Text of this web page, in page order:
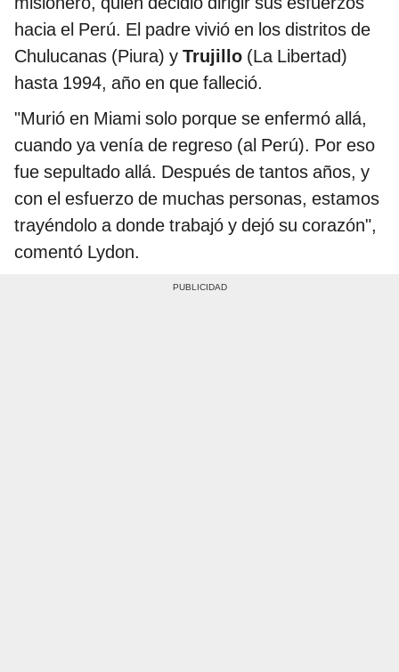
hacia el Perú. El padre vivió en los distritos de
Chulucanas (Piura) y Trujillo (La Libertad)
hasta 1994, año en que falleció.
"Murió en Miami solo porque se enfermó allá,
cuando ya venía de regreso (al Perú). Por eso
fue sepultado allá. Después de tantos años, y
con el esfuerzo de muchas personas, estamos
trayéndolo a donde trabajó y dejó su corazón",
comentó Lydon.